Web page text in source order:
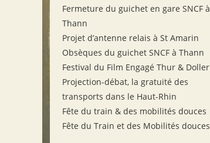
Fermeture du guichet en gare SNCF à
Thann
Projet d’antenne relais à St Amarin
Obsèques du guichet SNCF à Thann
Festival du Film Engagé Thur & Doller
Projection-débat, la gratuité des
transports dans le Haut-Rhin
Fête du train & des mobilités douces
Fête du Train et des Mobilités douces